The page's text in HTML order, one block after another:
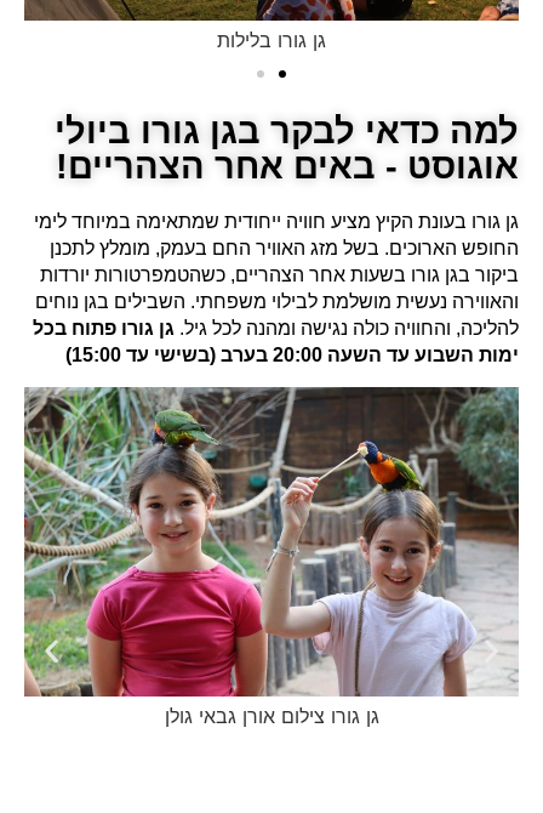
גן גורו בלילות
למה כדאי לבקר בגן גורו ביולי
אוגוסט - באים אחר הצהריים!
גן גורו בעונת הקיץ מציע חוויה ייחודית שמתאימה במיוחד לימי
החופש הארוכים. בשל מזג האוויר החם בעמק, מומלץ לתכנן
ביקור בגן גורו בשעות אחר הצהריים, כשהטמפרטורות יורדות
והאווירה נעשית מושלמת לבילוי משפחתי. השבילים בגן נוחים
להליכה, והחוויה כולה נגישה ומהנה לכל גיל. גן גורו פתוח בכל
ימות השבוע עד השעה 20:00 בערב (בשישי עד 15:00)
גן גורו צילום אורן גבאי גולן